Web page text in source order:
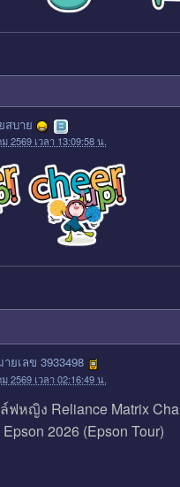
สบาย
2569 เวลา 13:09:58 น.
ยเลข 3933498
2569 เวลา 02:16:49 น.
ฟหญิง Reliance Matrix
2026 (Epson Tour)